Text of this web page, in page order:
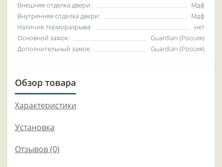
Внешняя отделка двери:
Мдф
Внутренняя отделка двери:
Мдф
Наличие терморазрыва:
нет
Основной замок:
Guardian (Россия)
Дополнительный замок:
Guardian (Россия)
Обзор товара
Характеристики
Установка
Отзывов (0)